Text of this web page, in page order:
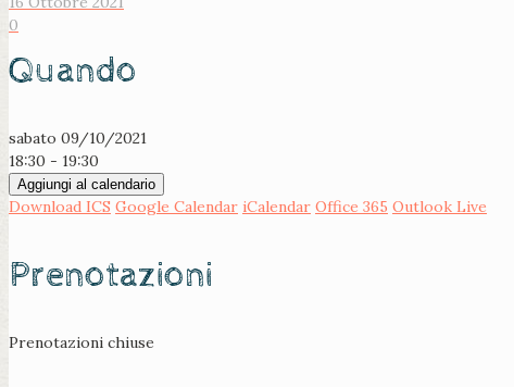
0
Quando
sabato 09/10/2021
18:30 - 19:30
Aggiungi al calendario
Download ICS Google Calendar iCalendar Office 365 Outlook Live
Prenotazioni
Prenotazioni chiuse